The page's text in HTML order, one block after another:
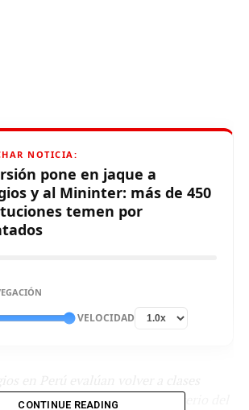
NOTICIA:
pone en jaque a
y al Mininter: más de 450
temen por
VELOCIDAD
la ola de extorsiones. El Ministerio del
CONTINUE READING